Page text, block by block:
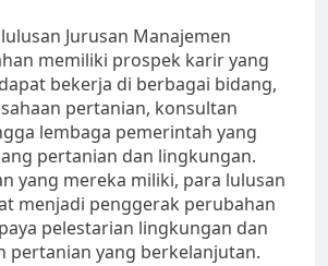
Jurusan Manajemen
memiliki prospek karir yang
bekerja di berbagai bidang,
pertanian, konsultan
lembaga pemerintah yang
pertanian dan lingkungan.
yang mereka miliki, para lulusan
menjadi penggerak perubahan
pelestarian lingkungan dan
pertanian yang berkelanjutan.